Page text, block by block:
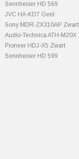
Sennheiser HD 569
JVC HA-KD7 Geel
Sony MDR-ZX310AP Zwart
Audio-Technica ATH-M20X
Pioneer HDJ-X5 Zwart
Sennheiser HD 599